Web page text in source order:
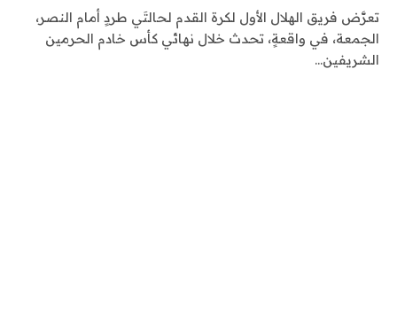
تعرَّض فريق الهلال الأول لكرة القدم لحالتَي طردٍ أمام النصر،
الجمعة، في واقعةٍ، تحدث خلال نهائي كأس خادم الحرمين
الشريفين…